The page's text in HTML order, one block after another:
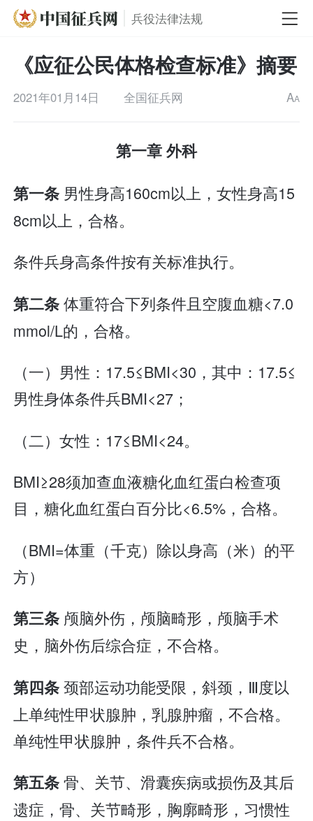
兵役法律法规
《应征公民体格检查标准》摘要
2021年01月14日 全国征兵网 AA
第一章 外科
第一条 男性身高160cm以上，女性身高15
8cm以上，合格。
条件兵身高条件按有关标准执行。
第二条体重符合下列条件且空腹血糖<7.0
mmol/L的，合格。
（一）男性：17.5≤BMI<30，其中：17.5≤
男性身体条件兵BMI<27；
（二）女性：17≤BMI<24。
BMI≥28须加查血液糖化血红蛋白检查项
目，糖化血红蛋白百分比<6.5%，合格。
（BMI=体重（千克）除以身高（米）的平
方）
第三条 颅脑外伤，颅脑畸形，颅脑手术
史，脑外伤后综合症，不合格。
第四条颈部运动功能受限，斜颈，Ⅲ度以
上单纯性甲状腺肿，乳腺肿瘤，不合格。
单纯性甲状腺肿，条件兵不合格。
第五条骨、关节、滑囊疾病或损伤及其后
遗症，骨、关节畸形，胸廓畸形，习惯性